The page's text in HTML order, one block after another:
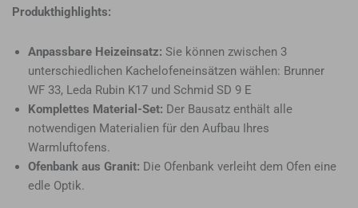
Produkthighlights:
Anpassbare Heizeinsatz: Sie können zwischen 3
unterschiedlichen Kachelofeneinsätzen wählen: Brunner
WF 33, Leda Rubin K17 und Schmid SD 9 E
Komplettes Material-Set: Der Bausatz enthält alle
notwendigen Materialien für den Aufbau Ihres
Warmluftofens.
Ofenbank aus Granit: Die Ofenbank verleiht dem Ofen eine
edle Optik.